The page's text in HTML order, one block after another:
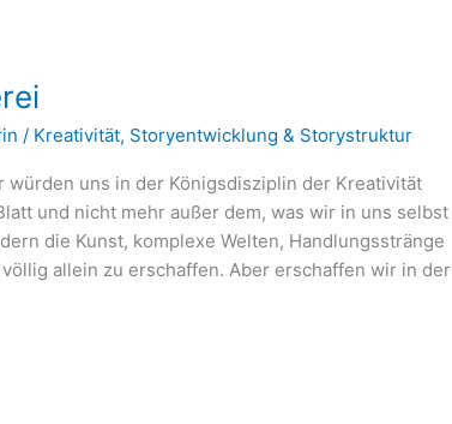
/ Kreativität, Storyentwicklung & Storystruktur
uns in der Königsdisziplin der Kreativität
und nicht mehr außer dem, was wir in uns selbst
die Kunst, komplexe Welten, Handlungsstränge
allein zu erschaffen. Aber erschaffen wir in der